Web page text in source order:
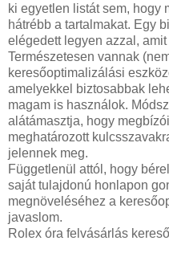
ki egyetlen listát sem, hogy
hátrébb a tartalmakat. Egy
elégedett legyen azzal, amit
Természetesen vannak
keresőoptimalizálási
amelyekkel biztosabbak
magam is használok.
alátámasztja, hogy
meghatározott
jelennek meg.
Függetlenül attól, hogy
saját tulajdonú honlapon
megnöveléséhez a
javaslom.
Rolex óra felvásárlás